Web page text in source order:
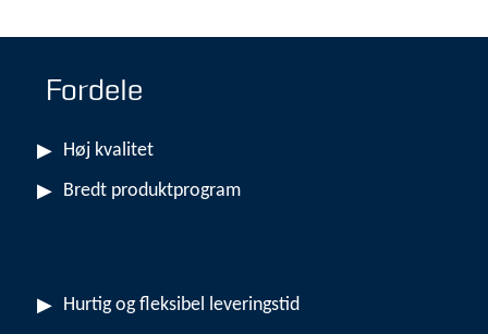
Fordele
Høj kvalitet
Bredt produktprogram
Hurtig og fleksibel leveringstid